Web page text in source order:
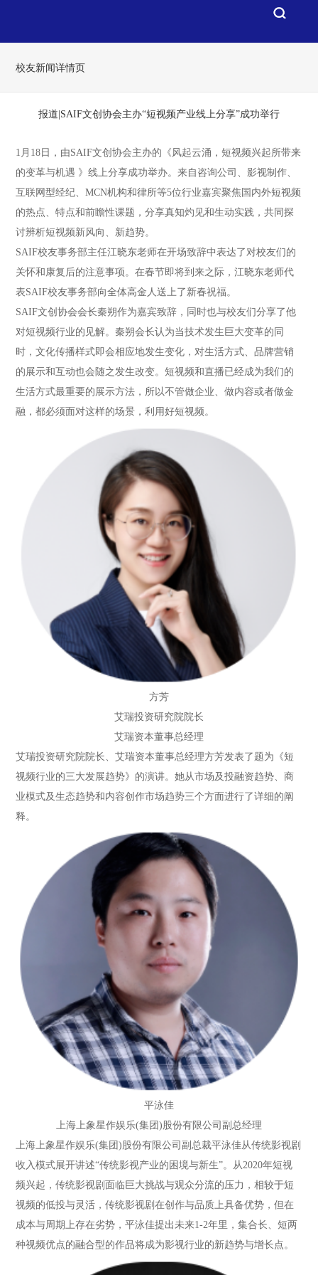
校友新闻详情页
报道|SAIF文创协会主办“短视频产业线上分享”成功举行
1月18日，由SAIF文创协会主办的《风起云涌，短视频兴起所带来
的变革与机遇 》线上分享成功举办。来自咨询公司、影视制作、
互联网型经纪、MCN机构和律所等5位行业嘉宾聚焦国内外短视频
的热点、特点和前瞻性课题，分享真知灼见和生动实践，共同探
讨辨析短视频新风向、新趋势。
SAIF校友事务部主任江晓东老师在开场致辞中表达了对校友们的
关怀和康复后的注意事项。在春节即将到来之际，江晓东老师代
表SAIF校友事务部向全体高金人送上了新春祝福。
SAIF文创协会会长秦朔作为嘉宾致辞，同时也与校友们分享了他
对短视频行业的见解。秦朔会长认为当技术发生巨大变革的同
时，文化传播样式即会相应地发生变化，对生活方式、品牌营销
的展示和互动也会随之发生改变。短视频和直播已经成为我们的
生活方式最重要的展示方法，所以不管做企业、做内容或者做金
融，都必须面对这样的场景，利用好短视频。
方芳
艾瑞投资研究院院长
艾瑞资本董事总经理
艾瑞投资研究院院长、艾瑞资本董事总经理方芳发表了题为《短
视频行业的三大发展趋势》的演讲。她从市场及投融资趋势、商
业模式及生态趋势和内容创作市场趋势三个方面进行了详细的阐
释。
平泳佳
上海上象星作娱乐(集团)股份有限公司 副总经理
上海上象星作娱乐(集团)股份有限公司副总裁平泳佳从传统影视剧
收入模式展开讲述“传统影视产业的困境与新生”。从2020年短视
频兴起，传统影视剧面临巨大挑战与观众分流的压力，相较于短
视频的低投与灵活，传统影视剧在创作与品质上具备优势，但在
成本与周期上存在劣势，平泳佳提出未来1-2年里，集合长、短两
种视频优点的融合型的作品将成为影视行业的新趋势与增长点。